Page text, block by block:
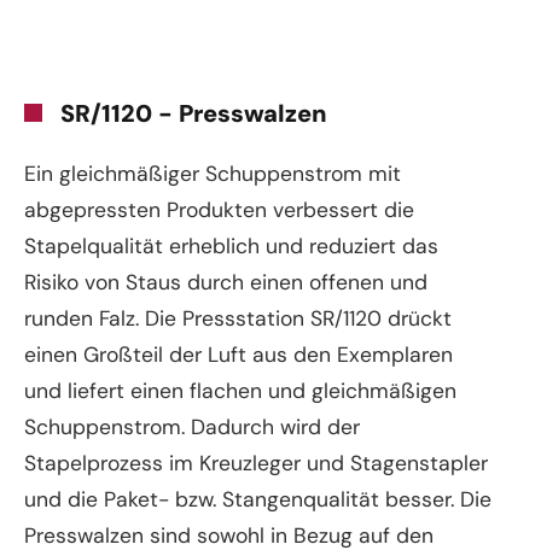
SR/1120 - Presswalzen
Ein gleichmäßiger Schuppenstrom mit
abgepressten Produkten verbessert die
Stapelqualität erheblich und reduziert das
Risiko von Staus durch einen offenen und
runden Falz. Die Pressstation SR/1120 drückt
einen Großteil der Luft aus den Exemplaren
und liefert einen flachen und gleichmäßigen
Schuppenstrom. Dadurch wird der
Stapelprozess im Kreuzleger und Stagenstapler
und die Paket- bzw. Stangenqualität besser. Die
Presswalzen sind sowohl in Bezug auf den